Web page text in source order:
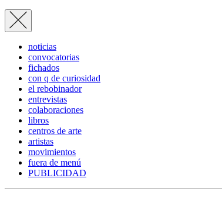
noticias
convocatorias
fichados
con q de curiosidad
el rebobinador
entrevistas
colaboraciones
libros
centros de arte
artistas
movimientos
fuera de menú
PUBLICIDAD